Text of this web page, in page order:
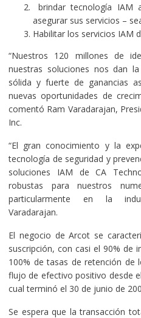
brindar tecnología IAM
asegurar sus servicios –
Habilitar los servicios IAM
“Nuestros 120 millones de
nuestras soluciones nos dan
sólida y fuerte de ganancias
nuevas oportunidades de
comentó Ram Varadarajan,
Inc.
“El gran conocimiento y la
tecnología de seguridad y
soluciones IAM de CA
robustas para nuestros
particularmente en la
Varadarajan.
El negocio de Arcot se
suscripción, con casi el 90% de
100% de tasas de retención de
flujo de efectivo positivo desde
cual terminó el 30 de junio de
Se espera que la transacción